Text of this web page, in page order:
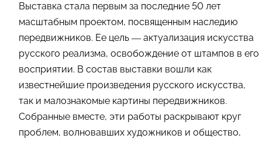
Выставка стала первым за последние 50 лет
масштабным проектом, посвященным наследию
передвижников. Ее цель — актуализация искусства
русского реализма, освобождение от штампов в его
восприятии. В состав выставки вошли как
известнейшие произведения русского искусства,
так и малознакомые картины передвижников.
Собранные вместе, эти работы раскрывают круг
проблем, волновавших художников и общество,